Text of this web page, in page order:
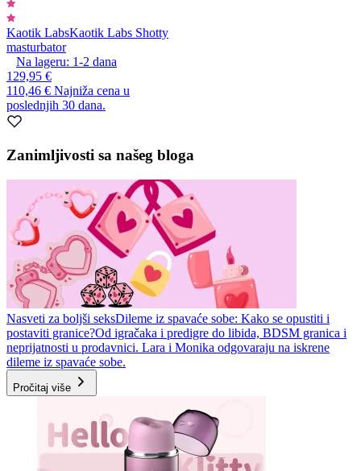
Kaotik LabsKaotik Labs Shotty
masturbator
Na lageru: 1-2 dana
129,95 €
110,46 € Najniža cena u
poslednjih 30 dana.
Zanimljivosti sa našeg bloga
Nasveti za boljši seksDileme iz spavaće sobe: Kako se opustiti i
postaviti granice?Od igračaka i predigre do libida, BDSM granica i
neprijatnosti u prodavnici. Lara i Monika odgovaraju na iskrene
dileme iz spavaće sobe.
Pročitaj više